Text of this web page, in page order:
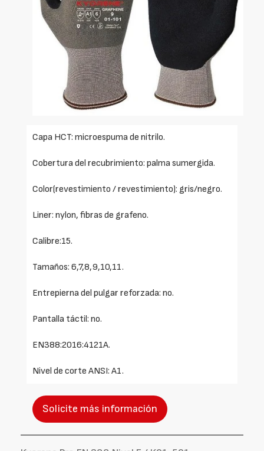
Capa HCT: microespuma de nitrilo.
Cobertura del recubrimiento: palma sumergida.
Color(revestimiento / revestimiento): gris/negro.
Liner: nylon, fibras de grafeno.
Calibre:15.
Tamaños: 6,7,8,9,10,11.
Entrepierna del pulgar reforzada: no.
Pantalla táctil: no.
EN388:2016:4121A.
Nivel de corte ANSI: A1.
Solicite más información